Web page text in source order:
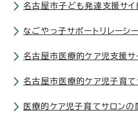
名古屋市子ども発達支援サイ
なごやっ子サポートリレーシ
名古屋市医療的ケア児支援サイ
名古屋市医療的ケア児子育て
医療的ケア児子育てサロンの